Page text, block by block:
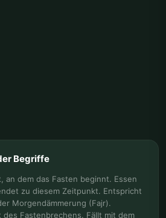
Begriffe
an dem das Fasten beginnt. Essen
zu diesem Zeitpunkt. Entspricht
Morgendämmerung (Fajr).
des Fastenbrechens. Fällt mit dem